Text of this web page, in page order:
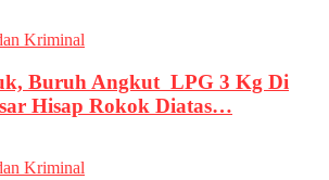
Kriminal
Buruh Angkut LPG 3 Kg Di
Hisap Rokok Diatas…
Kriminal